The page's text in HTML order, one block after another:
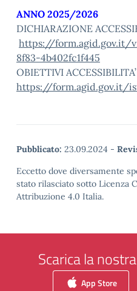
ANNO 2025/2026
DICHIARAZIONE
https://form.agid.gov.it/
8f83-4b402fc1f445
OBIETTIVI
https://form.agid.gov.it/
Pubblicato: 23.09.2024 -
Eccetto dove diversamente
stato rilasciato sotto Licenza
Attribuzione 4.0 Italia.
Scarica la
App Store